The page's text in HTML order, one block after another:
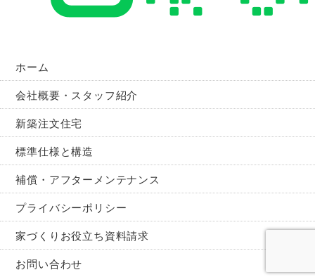
ホーム
会社概要・スタッフ紹介
新築注文住宅
標準仕様と構造
補償・アフターメンテナンス
プライバシーポリシー
家づくりお役立ち資料請求
お問い合わせ